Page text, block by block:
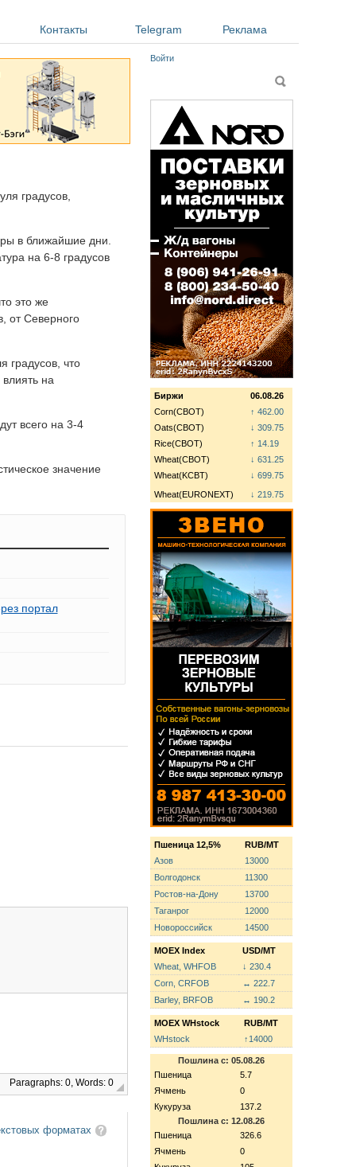
Контакты Telegram Реклама
градусов,
в ближайшие дни.
на 6-8 градусов
это же
от Северного
градусов, что
на
всего на 3-4
значение
портал
Paragraphs: 0, Words: 0
форматах
Войти
Поиск
Биржи
06.08.26
Corn(CBOT)
↑ 462.00
Oats(CBOT)
↓ 309.75
Rice(CBOT)
↑ 14.19
Wheat(CBOT)
↓ 631.25
Wheat(KCBT)
↓ 699.75
Wheat(EURONEXT)
↓ 219.75
Пшеница 12,5%
RUB/MT
Азов
13000
Волгодонск
11300
Ростов-на-Дону
13700
Таганрог
12000
Новороссийск
14500
MOEX Index
USD/MT
Wheat, WHFOB
↓ 230.4
Corn, CRFOB
↔ 222.7
Barley, BRFOB
↔ 190.2
MOEX WHstock
RUB/MT
WHstock
↑14000
Пошлина с: 05.08.26
Пшеница
5.7
Ячмень
0
Кукуруза
137.2
Пошлина с: 12.08.26
Пшеница
326.6
Ячмень
0